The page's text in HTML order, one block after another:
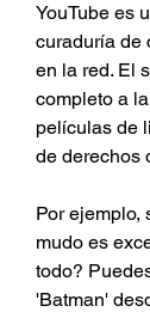
YouTube es
curaduría de
en la red. El
completo a
películas de
de derechos
Por ejemplo,
mudo es
todo?
'Batman'